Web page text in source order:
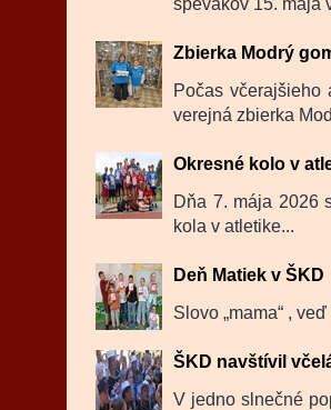
spevákov 15. mája
Zbierka Modrý
Počas
verejná zbierka
Okresné kolo v
Dňa 7. mája 2026
kola v atletike...
Deň Matiek v ŠKD
Slovo „mama“ ,
ŠKD navštívil
V jedno slnečné